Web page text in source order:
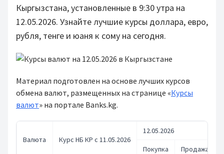
Кыргызстана, установленные в 9:30 утра на
12.05.2026. Узнайте лучшие курсы доллара, евро,
рубля, тенге и юаня к сому на сегодня.
Материал подготовлен на основе лучших курсов
обмена валют, размещенных на странице «Курсы
валют» на портале Banks.kg.
Валюта Курс НБ КР с 11.05.2026
12.05.2026
Покупка Продажа